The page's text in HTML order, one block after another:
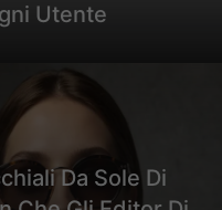
Utente
Da Sole Di